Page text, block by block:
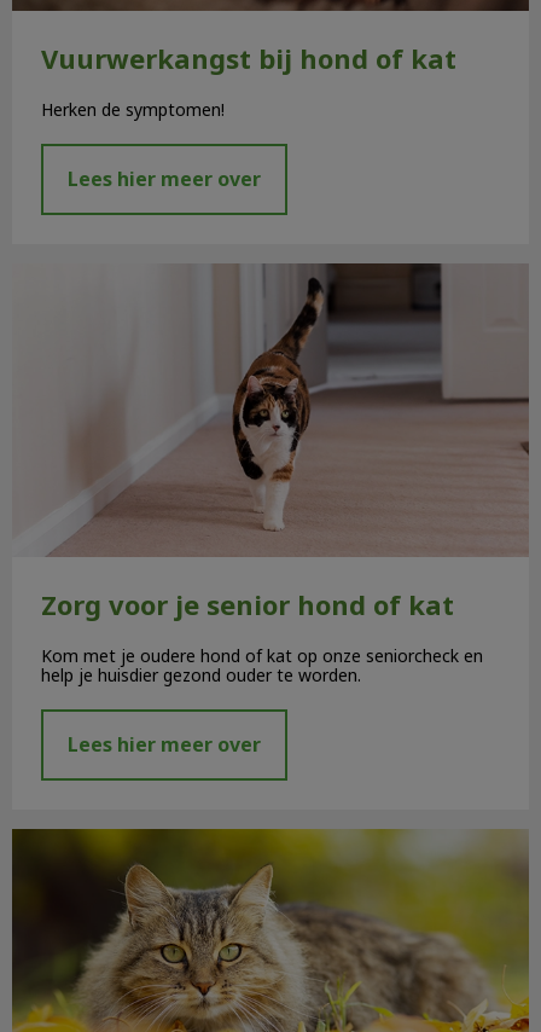
Vuurwerkangst bij hond of kat
Herken de symptomen!
Lees hier meer over
Zorg voor je senior hond of kat
Kom met je oudere hond of kat op onze seniorcheck en
help je huisdier gezond ouder te worden.
Lees hier meer over